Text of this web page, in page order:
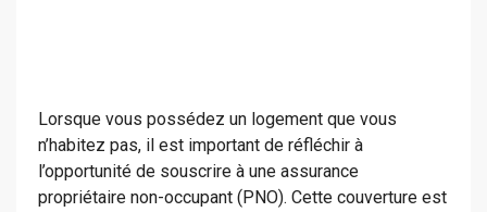
Lorsque vous possédez un logement que vous
n’habitez pas, il est important de réfléchir à
l’opportunité de souscrire à une assurance
propriétaire non-occupant (PNO). Cette couverture est